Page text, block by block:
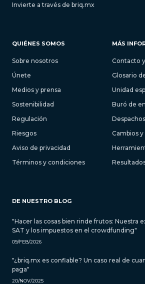
Invierte a través de briq.mx
QUIÉNES SOMOS
Sobre nosotros
Únete
Medios y prensa
Sostenibilidad
Regulación
Riesgos
Aviso de privacidad
Términos y condiciones
MÁS
Contacto
Glosario
Unidad
Buró de
Cambios
DE NUESTRO BLOG
"Hacer las cosas bien rinde frutos: Nuestra
SAT y los impuestos en el crowdfunding"
09/FEB/2026
"¿briq.mx es confiable? Un caso real de
paga"
20/NOV/2025